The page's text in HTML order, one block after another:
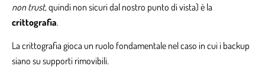
non trust, quindi non sicuri dal nostro punto di vista) è la
crittografia.
La crittografia gioca un ruolo fondamentale nel caso in cui i backup
siano su supporti rimovibili.